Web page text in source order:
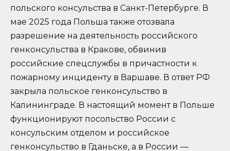
польского консульства в Санкт-Петербурге. В
мае 2025 года Польша также отозвала
разрешение на деятельность российского
генконсульства в Кракове, обвинив
российские спецслужбы в причастности к
пожарному инциденту в Варшаве. В ответ РФ
закрыла польское генконсульство в
Калининграде. В настоящий момент в Польше
функционируют посольство России с
консульским отделом и российское
генконсульство в Гданьске, а в России —